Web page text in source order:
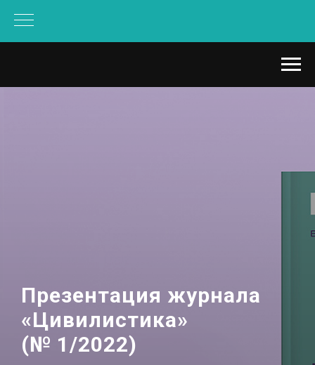
Презентация журнала
«Цивилистика»
(№ 1/2022)